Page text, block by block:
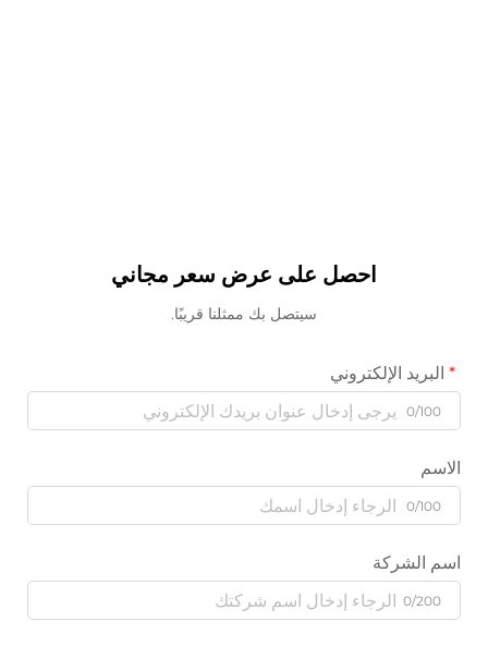
احصل على عرض سعر مجاني
سيتصل بك ممثلنا قريبًا.
البريد الإلكتروني
0/100
الاسم
0/100
اسم الشركة
0/200